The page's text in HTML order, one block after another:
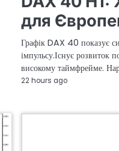
для
Графік DAX 40 показує
імпульсу.Існує розвиток
високому таймфрейме.
22 hours ago